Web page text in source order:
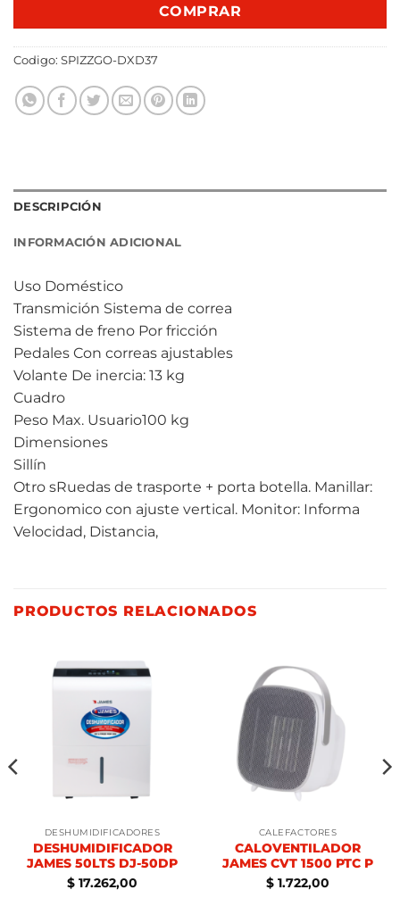
COMPRAR
Codigo: SPIZZGO-DXD37
DESCRIPCIÓN
INFORMACIÓN ADICIONAL
Uso Doméstico
Transmición Sistema de correa
Sistema de freno Por fricción
Pedales Con correas ajustables
Volante De inercia: 13 kg
Cuadro
Peso Max. Usuario100 kg
Dimensiones
Sillín
Otro sRuedas de trasporte + porta botella. Manillar:
Ergonomico con ajuste vertical. Monitor: Informa
Velocidad, Distancia,
PRODUCTOS RELACIONADOS
DESHUMIDIFICADORES
DESHUMIDIFICADOR
JAMES 50LTS DJ-50DP
$ 17.262,00
CALEFACTORES
CALOVENTILADOR
JAMES CVT 1500 PTC P
$ 1.722,00